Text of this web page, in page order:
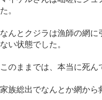
た。
なんとクジラは漁師の網
ない状態でした。
このままでは、本当に死ん
家族総出でなんとか網から